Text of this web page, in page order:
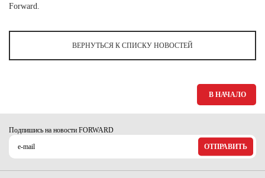
Ярославская область (1)
Forward.
ВЕРНУТЬСЯ К СПИСКУ НОВОСТЕЙ
В НАЧАЛО
Подпишись на новости FORWARD
ОТПРАВИТЬ